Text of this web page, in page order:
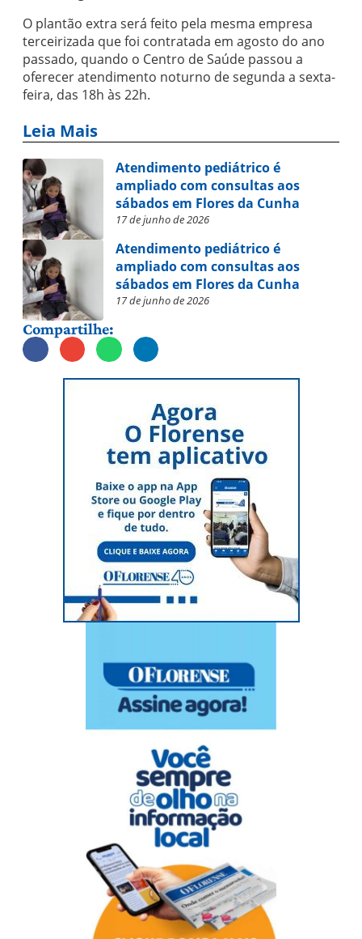
O plantão extra será feito pela mesma empresa
terceirizada que foi contratada em agosto do ano
passado, quando o Centro de Saúde passou a
oferecer atendimento noturno de segunda a sexta-
feira, das 18h às 22h.
Leia Mais
Atendimento pediátrico é
ampliado com consultas aos
sábados em Flores da Cunha
17 de junho de 2026
Atendimento pediátrico é
ampliado com consultas aos
sábados em Flores da Cunha
17 de junho de 2026
Compartilhe: